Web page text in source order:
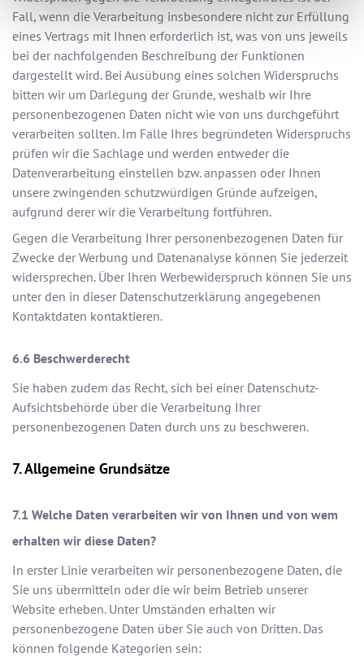
Fall, wenn die Verarbeitung insbesondere nicht zur Erfüllung
eines Vertrags mit Ihnen erforderlich ist, was von uns jeweils
bei der nachfolgenden Beschreibung der Funktionen
dargestellt wird. Bei Ausübung eines solchen Widerspruchs
bitten wir um Darlegung der Gründe, weshalb wir Ihre
personenbezogenen Daten nicht wie von uns durchgeführt
verarbeiten sollten. Im Falle Ihres begründeten Widerspruchs
prüfen wir die Sachlage und werden entweder die
Datenverarbeitung einstellen bzw. anpassen oder Ihnen
unsere zwingenden schutzwürdigen Gründe aufzeigen,
aufgrund derer wir die Verarbeitung fortführen.
Gegen die Verarbeitung Ihrer personenbezogenen Daten für
Zwecke der Werbung und Datenanalyse können Sie jederzeit
widersprechen. Über Ihren Werbewiderspruch können Sie uns
unter den in dieser Datenschutzerklärung angegebenen
Kontaktdaten kontaktieren.
Beschwerderecht
Sie haben zudem das Recht, sich bei einer Datenschutz-
Aufsichtsbehörde über die Verarbeitung Ihrer
personenbezogenen Daten durch uns zu beschweren.
Allgemeine Grundsätze
Welche Daten verarbeiten wir von Ihnen und von wem
erhalten wir diese Daten?
In erster Linie verarbeiten wir personenbezogene Daten, die
Sie uns übermitteln oder die wir beim Betrieb unserer
Website erheben. Unter Umständen erhalten wir
personenbezogene Daten über Sie auch von Dritten. Das
können folgende Kategorien sein: